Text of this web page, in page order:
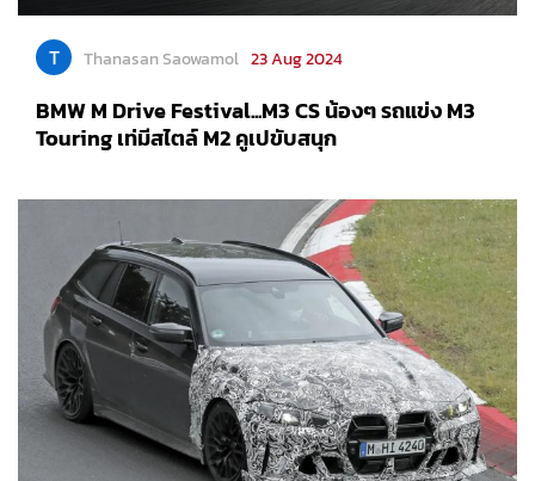
T Thanasan Saowamol 23 Aug 2024
BMW M Drive Festival...M3 CS น้องๆ รถแข่ง M3
Touring เท่มีสไตล์ M2 คูเปขับสนุก